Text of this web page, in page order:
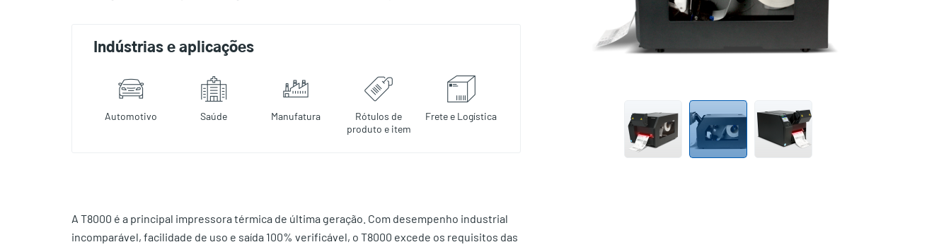
Indústrias e aplicações
Automotivo Saúde Manufatura
Rótulos de
produto e item
Frete e Logística
A T8000 é a principal impressora térmica de última geração. Com desempenho industrial
incomparável, facilidade de uso e saída 100% verificável, o T8000 excede os requisitos das